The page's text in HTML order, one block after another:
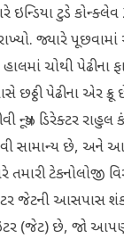
ઇન્ડિયા ટુડે
જ્યારે પૂછવામાં
ચોથી પેઢીના
છઠ્ઠી પેઢીના એર
ન્યૂઝ ડિરેક્ટર
સામાન્ય છે, અને
ટેકનોલોજી
જેટની આસપાસ
(જેટ) છે, જો